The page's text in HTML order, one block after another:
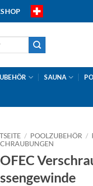
SAUNA
/ POOLZUBEHÖR /